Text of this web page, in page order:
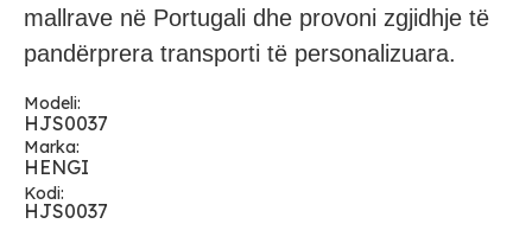
mallrave në Portugali dhe provoni zgjidhje të
pandërprera transporti të personalizuara.
Modeli:
HJS0037
Marka:
HENGI
Kodi:
HJS0037